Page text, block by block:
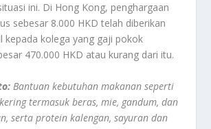
ini. Di Hong Kong, penghargaan
sebesar 8.000 HKD telah diberikan
kepada kolega yang gaji pokok
470.000 HKD atau kurang dari itu.
Bantuan kebutuhan makanan seperti
termasuk beras, mie, gandum, dan
serta protein kalengan, sayuran dan